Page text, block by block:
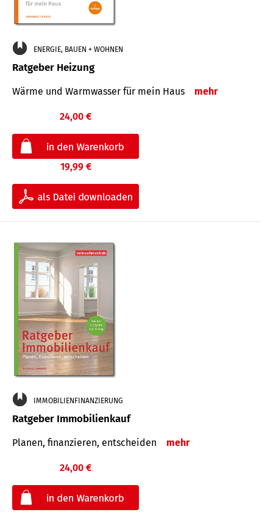
ENERGIE, BAUEN + WOHNEN
Ratgeber Heizung
Wärme und Warmwasser für mein Haus mehr
24,00 €
19,99 €
IMMOBILIENFINANZIERUNG
Ratgeber Immobilienkauf
Planen, finanzieren, entscheiden mehr
24,00 €